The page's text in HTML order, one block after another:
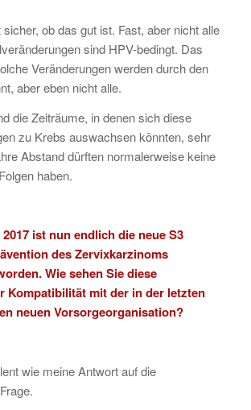
ob das gut ist. Fast, aber nicht alle
sind HPV-bedingt. Das
Veränderungen werden durch den
aber eben nicht alle.
die Zeiträume, in denen sich diese
zu Krebs auswachsen könnten, sehr
Abstand dürften normalerweise keine
haben.
ist nun endlich die neue S3
des Zervixkarzinoms
Wie sehen Sie diese
Kompatibilität mit der in der letzten
neuen Vorsorgeorganisation?
wie meine Antwort auf die